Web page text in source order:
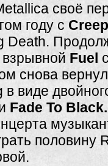
своё
году с
Death.
взрывной Fuel
снова
виде
Fade To Black.
половину